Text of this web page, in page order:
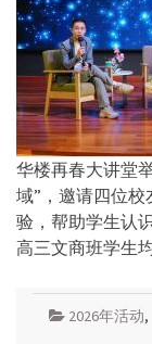
华楼再春大讲堂
域”，邀请四位
验，帮助学生认
高三文商班学生
2026年活动,